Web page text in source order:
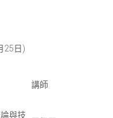
25日)
講師
與技